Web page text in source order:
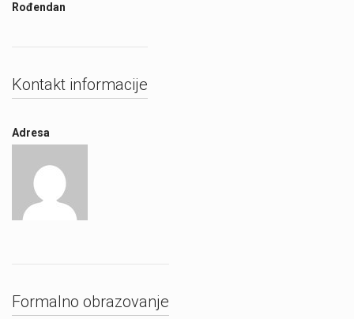
Rođendan
Kontakt informacije
Adresa
Formalno obrazovanje